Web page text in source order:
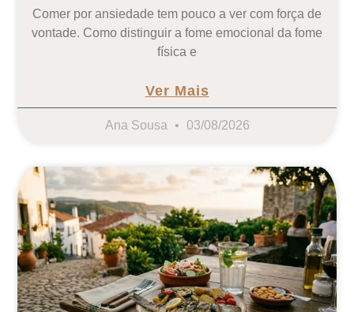
Comer por ansiedade tem pouco a ver com força de
vontade. Como distinguir a fome emocional da fome
física e
Ver Mais
Ana Sousa 03/08/2026